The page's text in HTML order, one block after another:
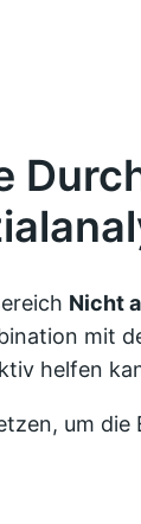
Nicht
mit
helfen
um die